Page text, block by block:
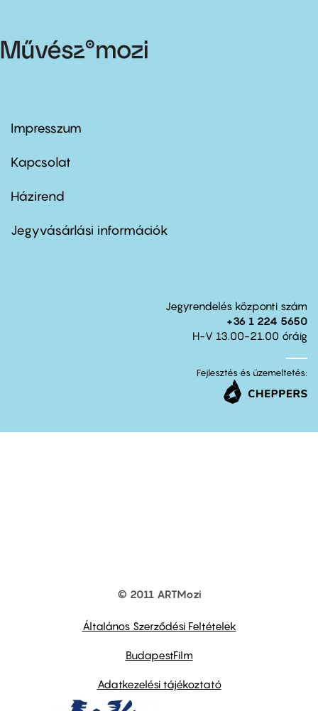
Footer
first
Impresszum
Kapcsolat
Footer
second
Házirend
Jegyvásárlási információk
Jegyrendelés központi szám
+36 1 224 5650
H-V 13.00-21.00 óráig
Fejlesztés és üzemeltetés:
© 2011 ARTMozi
Általános Szerződési Feltételek
BudapestFilm
Adatkezelési tájékoztató